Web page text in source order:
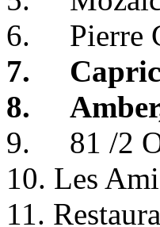
6. Pierre
7.
8. Amber,
9. 81 /2
10. Les
11.